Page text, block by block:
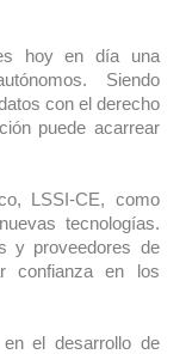
hoy en día una
Siendo
con el derecho
puede acarrear
LSSI-CE, como
tecnologías.
y proveedores de
confianza en los
el desarrollo de